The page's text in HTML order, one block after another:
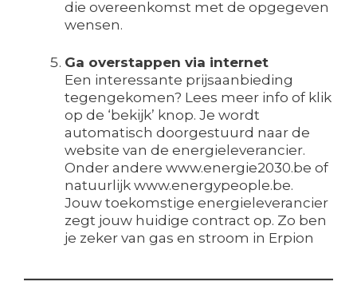
die overeenkomst met de opgegeven
wensen.
Ga overstappen via internet
Een interessante prijsaanbieding
tegengekomen? Lees meer info of klik
op de ‘bekijk’ knop. Je wordt
automatisch doorgestuurd naar de
website van de energieleverancier.
Onder andere www.energie2030.be of
natuurlijk www.energypeople.be.
Jouw toekomstige energieleverancier
zegt jouw huidige contract op. Zo ben
je zeker van gas en stroom in Erpion